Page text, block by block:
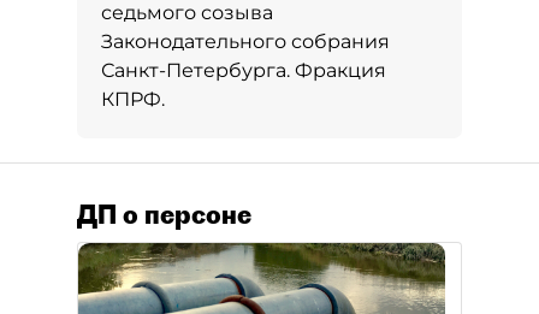
седьмого созыва
Законодательного собрания
Санкт-Петербурга. Фракция
КПРФ.
ДП о персоне